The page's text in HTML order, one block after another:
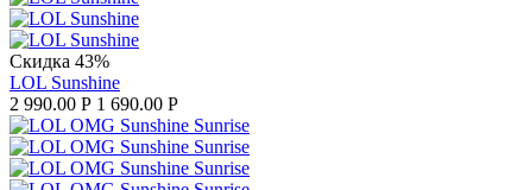
Скидка 43%
LOL Sunshine
2 990.00 Р 1 690.00 Р